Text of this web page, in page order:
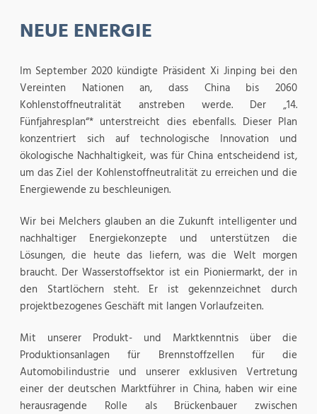
NEUE ENERGIE
Im September 2020 kündigte Präsident Xi Jinping bei den
Vereinten Nationen an, dass China bis 2060
Kohlenstoffneutralität anstreben werde. Der „14.
Fünfjahresplan“* unterstreicht dies ebenfalls. Dieser Plan
konzentriert sich auf technologische Innovation und
ökologische Nachhaltigkeit, was für China entscheidend ist,
um das Ziel der Kohlenstoffneutralität zu erreichen und die
Energiewende zu beschleunigen.
Wir bei Melchers glauben an die Zukunft intelligenter und
nachhaltiger Energiekonzepte und unterstützen die
Lösungen, die heute das liefern, was die Welt morgen
braucht. Der Wasserstoffsektor ist ein Pioniermarkt, der in
den Startlöchern steht. Er ist gekennzeichnet durch
projektbezogenes Geschäft mit langen Vorlaufzeiten.
Mit unserer Produkt- und Marktkenntnis über die
Produktionsanlagen für Brennstoffzellen für die
Automobilindustrie und unserer exklusiven Vertretung
einer der deutschen Marktführer in China, haben wir eine
herausragende Rolle als Brückenbauer zwischen